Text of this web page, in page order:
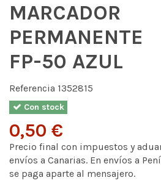
MARCADOR
PERMANENTE
FP-50 AZUL
Referencia 1352815
Con stock
0,50 €
Precio final con impuestos y
envíos a Canarias. En envíos a
se paga aparte al mensajero.